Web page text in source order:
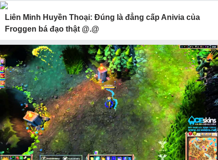
Liên Minh Huyền Thoại: Đúng là đẳng cấp Anivia của
Froggen bá đạo thật @.@